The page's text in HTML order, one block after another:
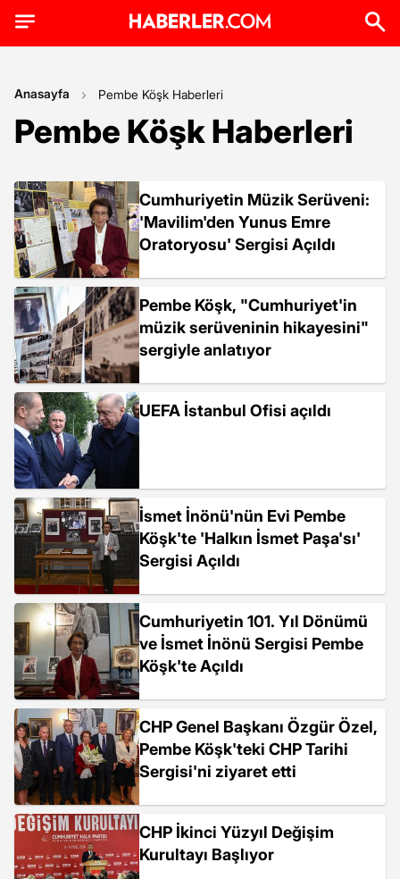
Anasayfa Pembe Köşk Haberleri
Pembe Köşk Haberleri
Cumhuriyetin Müzik Serüveni:
'Mavilim'den Yunus Emre
Oratoryosu' Sergisi Açıldı
Pembe Köşk, "Cumhuriyet'in
müzik serüveninin hikayesini"
sergiyle anlatıyor
UEFA İstanbul Ofisi açıldı
İsmet İnönü'nün Evi Pembe
Köşk'te 'Halkın İsmet Paşa'sı'
Sergisi Açıldı
Cumhuriyetin 101. Yıl Dönümü
ve İsmet İnönü Sergisi Pembe
Köşk'te Açıldı
CHP Genel Başkanı Özgür Özel,
Pembe Köşk'teki CHP Tarihi
Sergisi'ni ziyaret etti
CHP İkinci Yüzyıl Değişim
Kurultayı Başlıyor